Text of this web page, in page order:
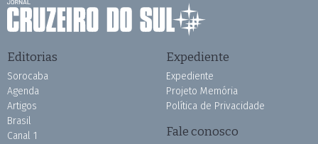
Editorias
Sorocaba
Agenda
Artigos
Brasil
Canal 1
Expediente
Expediente
Projeto Memória
Política de Privacidade
Fale conosco